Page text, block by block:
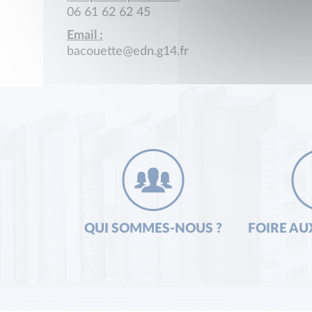
06 61 62 62 45
Email :
bacouette@edn.g14.fr
QUI SOMMES-NOUS ? FOIRE